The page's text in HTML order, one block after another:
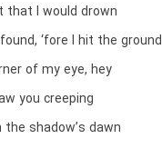
that I would drown
‘fore I hit the ground
of my eye, hey
you creeping
shadow’s dawn